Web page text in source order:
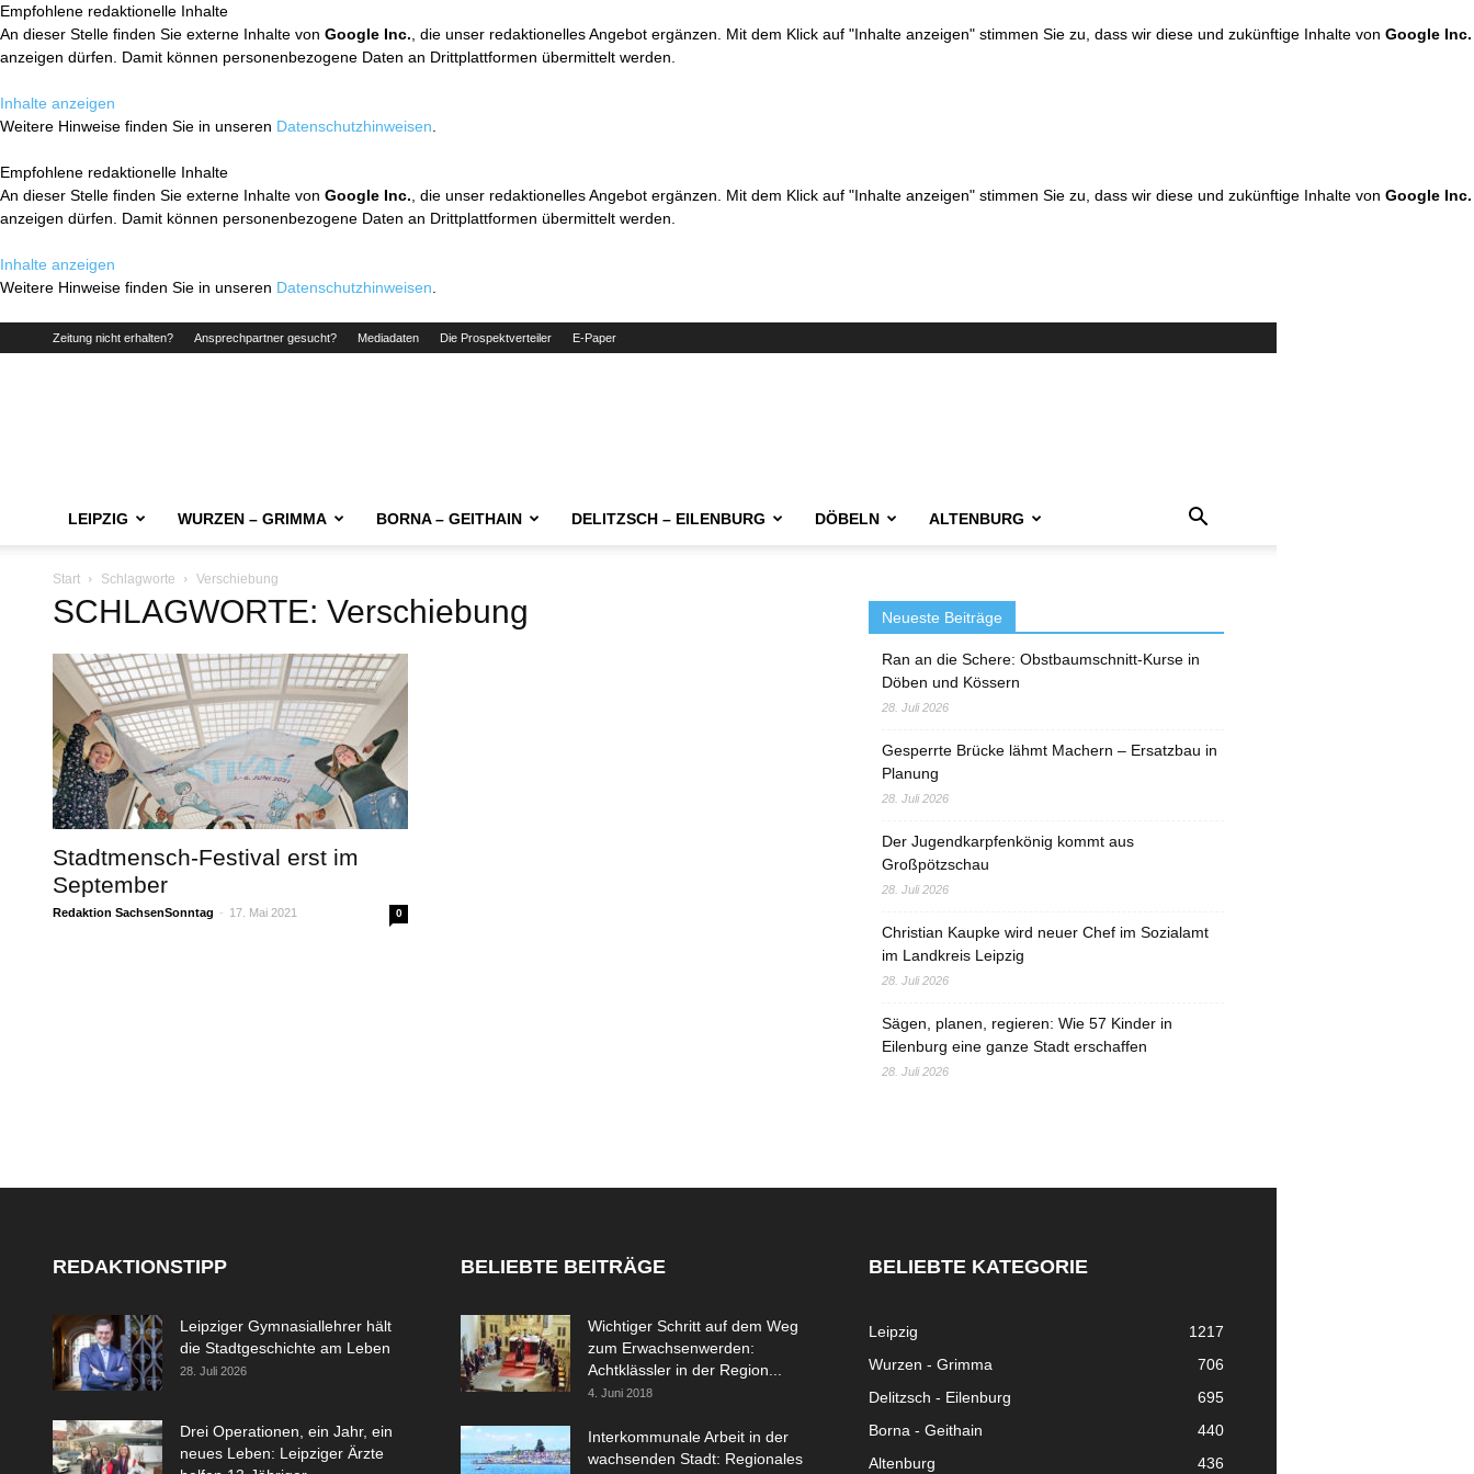
Empfohlene redaktionelle Inhalte
An dieser Stelle finden Sie externe Inhalte von Google Inc. , die unser redaktionelles Angebot ergänzen. Mit dem Klick auf "Inhalte anzeigen" stimmen Sie zu, dass wir diese und zukünftige Inhalte von Google Inc.
anzeigen dürfen. Damit können personenbezogene Daten an Drittplattformen übermittelt werden.
Inhalte anzeigen
Weitere Hinweise finden Sie in unseren Datenschutzhinweisen
Empfohlene redaktionelle Inhalte
An dieser Stelle finden Sie externe Inhalte von Google Inc. , die unser redaktionelles Angebot ergänzen. Mit dem Klick auf "Inhalte anzeigen" stimmen Sie zu, dass wir diese und zukünftige Inhalte von Google Inc.
anzeigen dürfen. Damit können personenbezogene Daten an Drittplattformen übermittelt werden.
Inhalte anzeigen
Weitere Hinweise finden Sie in unseren Datenschutzhinweisen
Zeitung nicht erhalten? Ansprechpartner gesucht? Mediadaten Die Prospektverteiler E-Paper
LEIPZIG WURZEN – GRIMMA BORNA – GEITHAIN DELITZSCH – EILENBURG DÖBELN ALTENBURG
Start Schlagworte Verschiebung
SCHLAGWORTE: Verschiebung
Stadtmensch-Festival erst im
September
Redaktion SachsenSonntag - 17. Mai 2021 0
Neueste Beiträge
Ran an die Schere: Obstbaumschnitt-Kurse in
Döben und Kössern
28. Juli 2026
Gesperrte Brücke lähmt Machern – Ersatzbau in
Planung
28. Juli 2026
Der Jugendkarpfenkönig kommt aus
Großpötzschau
28. Juli 2026
Christian Kaupke wird neuer Chef im Sozialamt
im Landkreis Leipzig
28. Juli 2026
Sägen, planen, regieren: Wie 57 Kinder in
Eilenburg eine ganze Stadt erschaffen
28. Juli 2026
REDAKTIONSTIPP
Leipziger Gymnasiallehrer hält
die Stadtgeschichte am Leben
28. Juli 2026
Drei Operationen, ein Jahr, ein
neues Leben: Leipziger Ärzte
BELIEBTE BEITRÄGE
Wichtiger Schritt auf dem Weg
zum Erwachsenwerden:
Achtklässler in der Region...
4. Juni 2018
Interkommunale Arbeit in der
wachsenden Stadt: Regionales
BELIEBTE KATEGORIE
Leipzig
1217
Wurzen - Grimma
706
Delitzsch - Eilenburg
695
Borna - Geithain
440
Altenburg
436